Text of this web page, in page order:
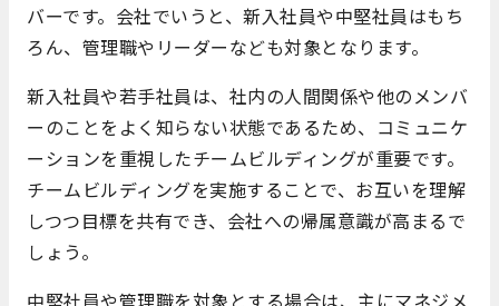
バーです。会社でいうと、新入社員や中堅社員はもち
ろん、管理職やリーダーなども対象となります。
新入社員や若手社員は、社内の人間関係や他のメンバ
ーのことをよく知らない状態であるため、コミュニケ
ーションを重視したチームビルディングが重要です。
チームビルディングを実施することで、お互いを理解
しつつ目標を共有でき、会社への帰属意識が高まるで
しょう。
中堅社員や管理職を対象とする場合は、主にマネジメ